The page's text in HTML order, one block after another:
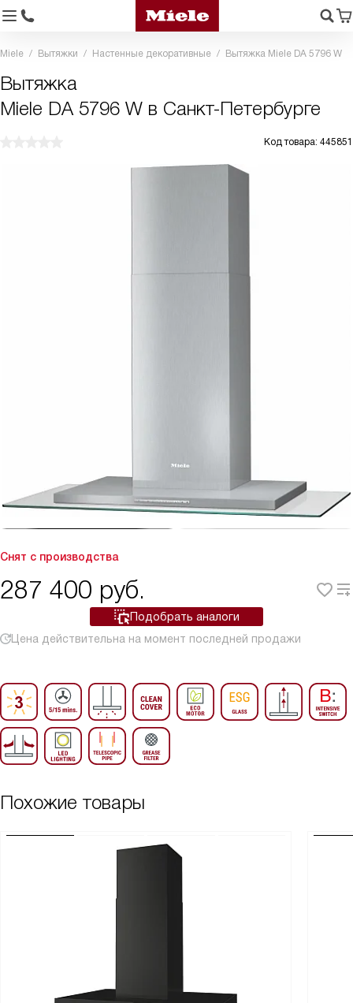
Miele Вытяжки Настенные декоративные Вытяжка Miele DA 5796 W
Вытяжка
Miele DA 5796 W в Санкт-Петербурге
Код товара: 445851
Снят с производства
287 400 руб.
Подобрать аналоги
Цена действительна на момент последней продажи
Похожие товары